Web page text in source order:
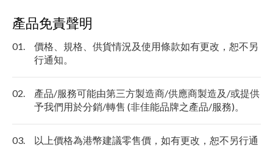
產品免責聲明
01.
價格、規格、供貨情況及使用條款如有更改，恕不另
行通知。
02.
產品/服務可能由第三方製造商/供應商製造及/或提供
予我們用於分銷/轉售 (非佳能品牌之產品/服務)。
03.
以上價格為港幣建議零售價，如有更改，恕不另行通